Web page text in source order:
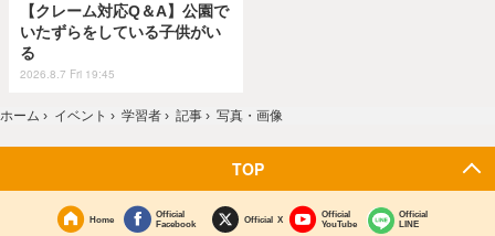
【クレーム対応Q＆A】公園で
いたずらをしている子供がい
る
2026.8.7 Fri 19:45
ホーム › イベント › 学習者 › 記事 › 写真・画像
TOP
Home
Official
Facebook
Official X
Official
YouTube
Official
LINE